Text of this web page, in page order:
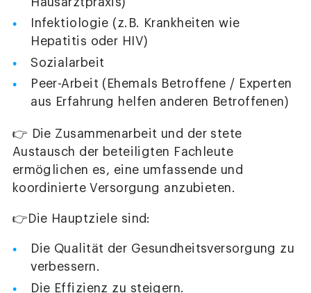
Infektiologie (z.B. Krankheiten wie
Hepatitis oder HIV)
Sozialarbeit
Peer-Arbeit (Ehemals Betroffene / Experten
aus Erfahrung helfen anderen Betroffenen)
👉 Die Zusammenarbeit und der stete
Austausch der beteiligten Fachleute
ermöglichen es, eine umfassende und
koordinierte Versorgung anzubieten.
👉Die Hauptziele sind:
Die Qualität der Gesundheitsversorgung zu
verbessern.
Die Effizienz zu steigern.